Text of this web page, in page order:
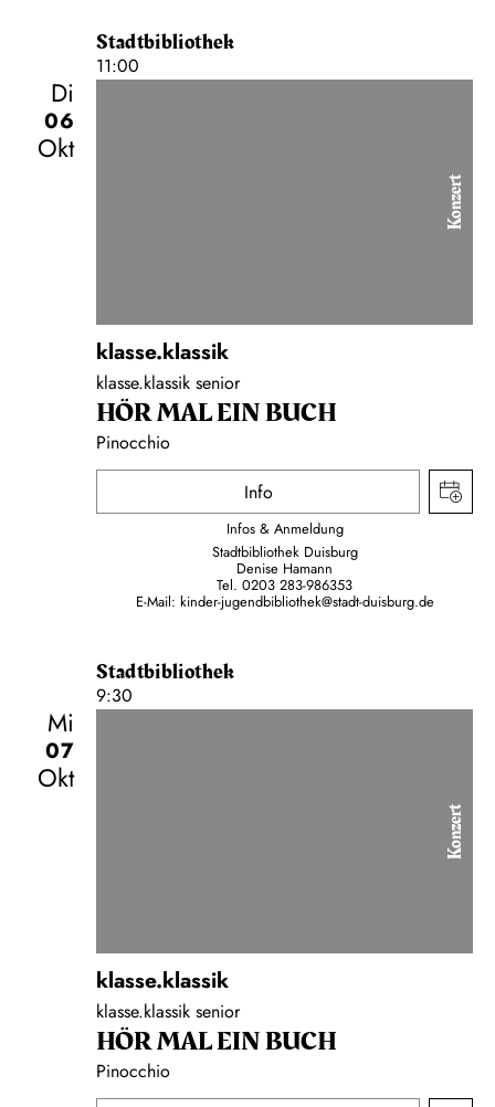
Stadtbibliothek
11:00
Di
06
Okt
Konzert
klasse.klassik
klasse.klassik senior
HÖR MAL EIN BUCH
Pinocchio
Info
Infos & Anmeldung
Stadtbibliothek Duisburg
Denise Hamann
Tel. 0203 283-986353
E-Mail: kinder-jugendbibliothek@stadt-duisburg.de
Stadtbibliothek
9:30
Mi
07
Okt
Konzert
klasse.klassik
klasse.klassik senior
HÖR MAL EIN BUCH
Pinocchio